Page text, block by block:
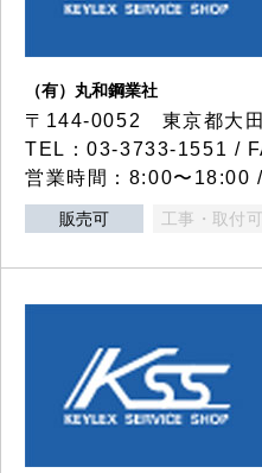
（有）丸和鋼業社
〒144-0052 東京都大
TEL：03-3733-1551 /
営業時間：8:00〜18:00
販売可 工事・取付可